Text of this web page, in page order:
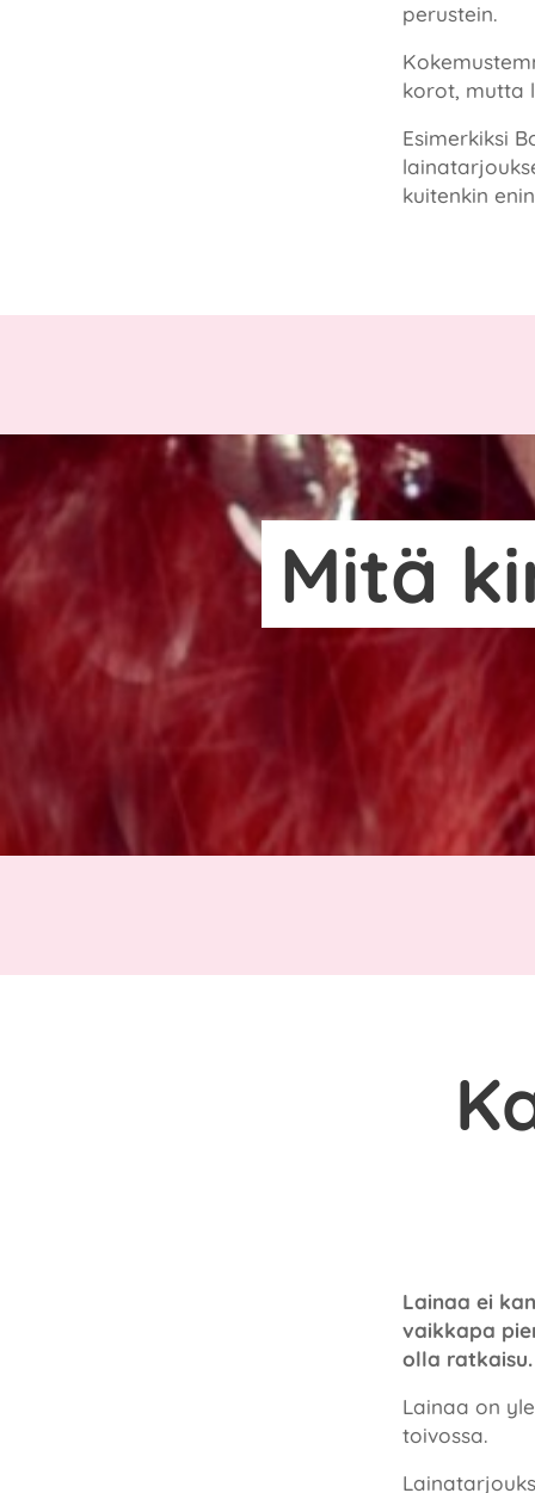
perustein.
korot, mutta
Esimerkiksi
kuitenkin
Mitä
Lainaa ei
vaikkapa
olla
Lainaa on
toivossa.